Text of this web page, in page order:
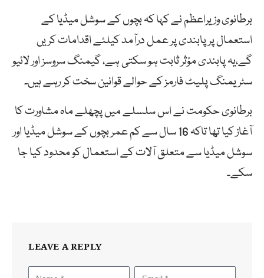
برطانوی وزیراعظم نے کہا کہ بچوں کے سوشل میڈیا کے
استعمال پر پابندی پر عمل درآمد کیلئے اقدامات کریں
گے،یہ پابندی مؤثر ثابت ہو سکتی ہے، گیمنگ سروسز اور لائیو
سٹریمنگ پلیٹ فارمز کے حوالے قوانین سخت کر رہے ہیں۔
برطانوی حکومت نے اس سلسلے میں پچھلے ماہ مشاورت کا
آغاز کیا تھا تاکہ 16 سال سے کم عمر بچوں کے سوشل میڈیا اور
سوشل میڈیا سے متعلق آلات کے استعمال کو محدود کیا جا
سکے۔
LEAVE A REPLY